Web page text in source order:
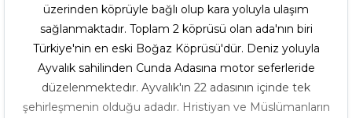
üzerinden köprüyle bağlı olup kara yoluyla ulaşım
sağlanmaktadır. Toplam 2 köprüsü olan ada'nın biri
Türkiye'nin en eski Boğaz Köprüsü'dür. Deniz yoluyla
Ayvalık sahilinden Cunda Adasına motor seferleride
düzelenmektedır. Ayvalık'ın 22 adasının içinde tek
şehirleşmenin olduğu adadır. Hristiyan ve Müslümanların